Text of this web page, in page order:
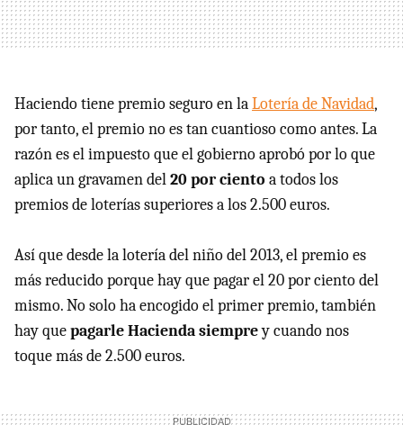
Haciendo tiene premio seguro en laLotería de Navidad,
por tanto, el premio no es tan cuantioso como antes. La
razón es el impuesto que el gobierno aprobó por lo que
aplica un gravamen del20 por ciento a todos los
premios de loterías superiores a los 2.500 euros.
Así que desde la lotería del niño del 2013, el premio es
más reducido porque hay que pagar el 20 por ciento del
mismo. No solo ha encogido el primer premio, también
hay quepagarle Hacienda siemprey cuando nos
toque más de 2.500 euros.